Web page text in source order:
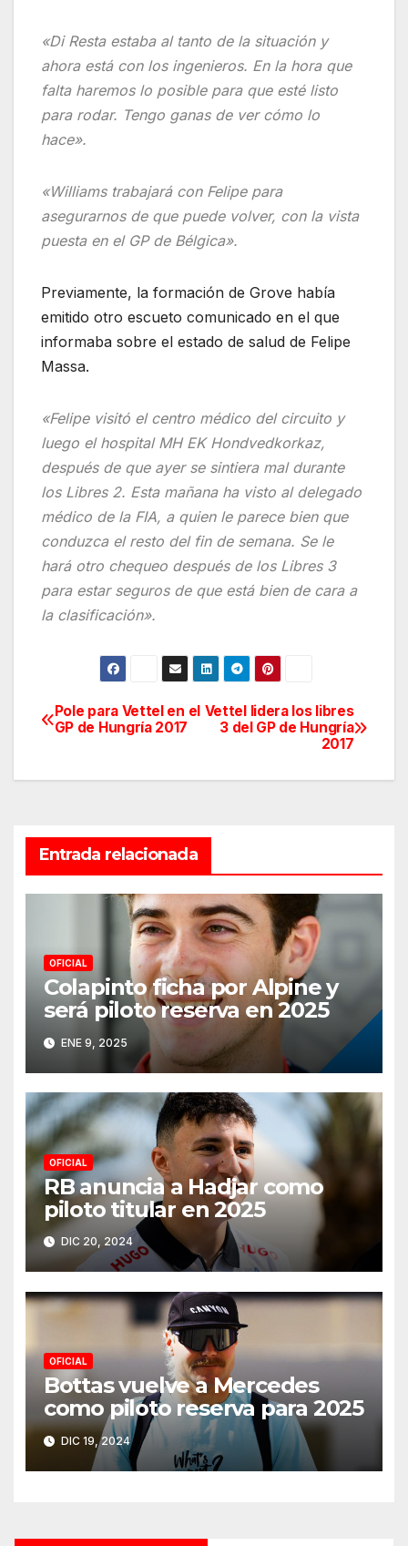
«Di Resta estaba al tanto de la situación y
ahora está con los ingenieros. En la hora que
falta haremos lo posible para que esté listo
para rodar. Tengo ganas de ver cómo lo
hace».
«Williams trabajará con Felipe para
asegurarnos de que puede volver, con la vista
puesta en el GP de Bélgica».
Previamente, la formación de Grove había
emitido otro escueto comunicado en el que
informaba sobre el estado de salud de Felipe
Massa.
«Felipe visitó el centro médico del circuito y
luego el hospital MH EK Hondvedkorkaz,
después de que ayer se sintiera mal durante
los Libres 2. Esta mañana ha visto al delegado
médico de la FIA, a quien le parece bien que
conduzca el resto del fin de semana. Se le
hará otro chequeo después de los Libres 3
para estar seguros de que está bien de cara a
la clasificación».
Navegación Vettel lidera los libres
3 del GP de Hungría
2017
Pole para Vettel en el
GP de Hungría 2017
Entrada relacionada
OFICIAL
Colapinto ficha por Alpine y
será piloto reserva en 2025
ENE 9, 2025
OFICIAL
RB anuncia a Hadjar como
piloto titular en 2025
DIC 20, 2024
OFICIAL
Bottas vuelve a Mercedes
como piloto reserva para 2025
DIC 19, 2024